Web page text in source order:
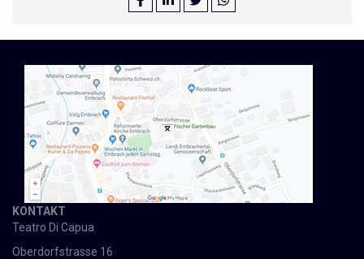
KONTAKT
Teatro Di Capua
Oberdorfstrasse 16